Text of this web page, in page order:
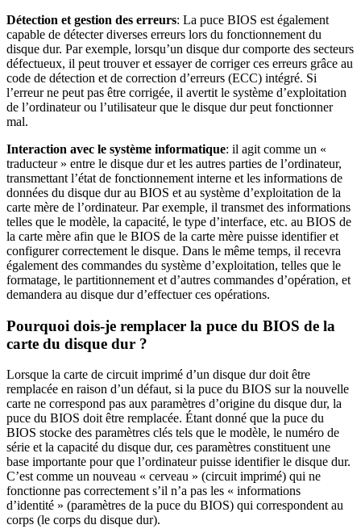
Détection et gestion des erreurs: La puce BIOS est également
capable de détecter diverses erreurs lors du fonctionnement du
disque dur. Par exemple, lorsqu’un disque dur comporte des secteurs
défectueux, il peut trouver et essayer de corriger ces erreurs grâce au
code de détection et de correction d’erreurs (ECC) intégré. Si
l’erreur ne peut pas être corrigée, il avertit le système d’exploitation
de l’ordinateur ou l’utilisateur que le disque dur peut fonctionner
mal.
Interaction avec le système informatique: il agit comme un «
traducteur » entre le disque dur et les autres parties de l’ordinateur,
transmettant l’état de fonctionnement interne et les informations de
données du disque dur au BIOS et au système d’exploitation de la
carte mère de l’ordinateur. Par exemple, il transmet des informations
telles que le modèle, la capacité, le type d’interface, etc. au BIOS de
la carte mère afin que le BIOS de la carte mère puisse identifier et
configurer correctement le disque. Dans le même temps, il recevra
également des commandes du système d’exploitation, telles que le
formatage, le partitionnement et d’autres commandes d’opération, et
demandera au disque dur d’effectuer ces opérations.
Pourquoi dois-je remplacer la puce du BIOS de la
carte du disque dur ?
Lorsque la carte de circuit imprimé d’un disque dur doit être
remplacée en raison d’un défaut, si la puce du BIOS sur la nouvelle
carte ne correspond pas aux paramètres d’origine du disque dur, la
puce du BIOS doit être remplacée. Étant donné que la puce du
BIOS stocke des paramètres clés tels que le modèle, le numéro de
série et la capacité du disque dur, ces paramètres constituent une
base importante pour que l’ordinateur puisse identifier le disque dur.
C’est comme un nouveau « cerveau » (circuit imprimé) qui ne
fonctionne pas correctement s’il n’a pas les « informations
d’identité » (paramètres de la puce du BIOS) qui correspondent au
corps (le corps du disque dur).